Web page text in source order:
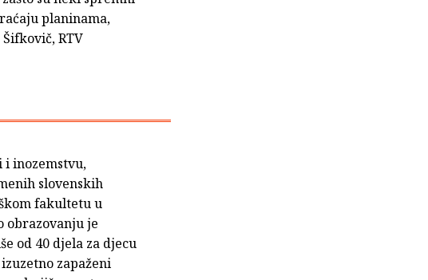
planinama,
RTV
i inozemstvu,
slovenskih
fakultetu u
obrazovanju je
od 40 djela za djecu
zapaženi